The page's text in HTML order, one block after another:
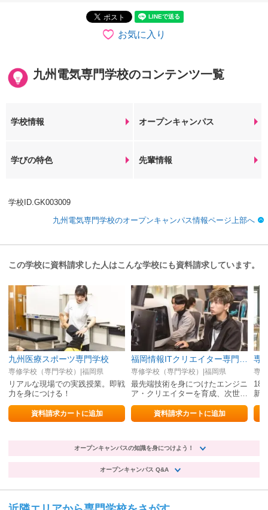
お気に入り
九州電気専門学校のコンテンツ一覧
学校情報 オープンキャンパス
学びの特色 先輩情報
学校ID.GK003009
九州電気専門学校のオープンキャンパス情報ページ上部へ
この学校に資料請求した人はこんな学校にも資料請求しています。
九州医療スポーツ専門学校
専修学校（専門学校）|福岡県
リアルな現場での実践授業。即戦
力を身につける！
資料請求カートに追加
専修学校（専門学校）|福岡県
最先端技術を身につけたエンジニ
ア・クリエイターを育成、次世代
を担うスペシャリストを目指しま
資料請求カートに追加
専
新
グ
オープンキャンパスの知識を身につけよう！
オープンキャンパス Q&A